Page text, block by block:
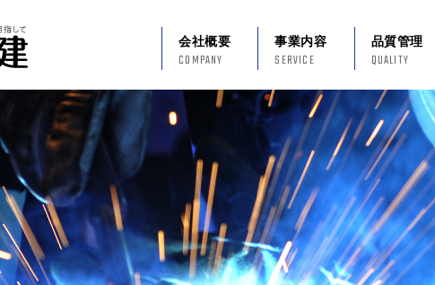
会社概要
COMPANY
事業内容
SERVICE
品質管理
QUALITY